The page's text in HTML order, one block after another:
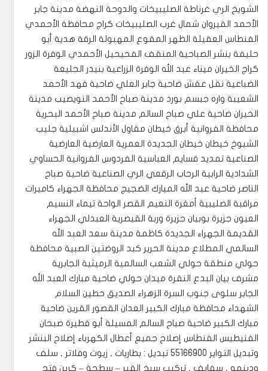
الشويخ الري غرناطة الصليبيخات والدوحة النهضة مدينة جابر
الأحمد القيروان شمال غرب الصليبيخات كراج محافظة الأحمدي
الفنطاس العقيلة الظهر المقوع المهبولة الرقة هدية أبو
حليفة بنشر الصباحية المنقف الفحيحيل الأحمدي الوفرة الزور
كراج الخيران ميناء عبد الله الوفرة الزراعية بنيدر الجليعة
الضباعية نقل عفش ضاحية جابر العلي ضاحية فهد الأحمد
الشعيبة واره جبسم بورد مدينة صباح الأحمد النويصيب مدينة
الخيران ضاحية علي صباح السالم مدينة صباح الأحمد البحرية
محافظة الفروانية أبرق خيطان مقاول الأندلس اشبيلية جليب
الشيوخ خيطان خيطان الجديدة العمرية العارضية العارضية
الصناعية تمديد قسايم العباسية الفردوس الفروانية الحساوي
الشدادية الرابية الرحاب الرقعي الري الصناعية ضاحية صباح
الناصر ضاحية عبد الله المبارك الضجيج محافظة الجهراء كاميرات
مراقبة الصليبية أمغرة النعيم القصر الواحة تيماء النسيم
العيون جزيرة بوبيان جزيرة وربة القيصرية العبدلي الجهراء
القديمة الجهراء الجديدة كاظمة مدينة سعد العبد الله
السالمي المطلاع مدينة الحرير كبد الروضتين الصبية محافظة
حولي منطقة حولي الشعب السالمية الرميثية الجابرية
مشرف بيان البدع النقرة ميدان حولي ضاحية مبارك العبد الله
الجابر سلوى جنوب السرة الزهراء الصديق حطين السلام
الشهداء محافظة مبارك الكبير العدان القصور القرين ضاحية
مبارك الكبير ضاحية صباح السالم المسيلة أبو فطيرة صبحان
الفنيطيس الفنطاس إصلاح جميع أعطال الكهرباء إصلاح البنشر
وتبديل التواير 55166900 تبديل : بطاريات , زيوت وفلاتر , سلف
ودينمو , سفايف , تركيب سيخ القير – سطحة – كرين فتح